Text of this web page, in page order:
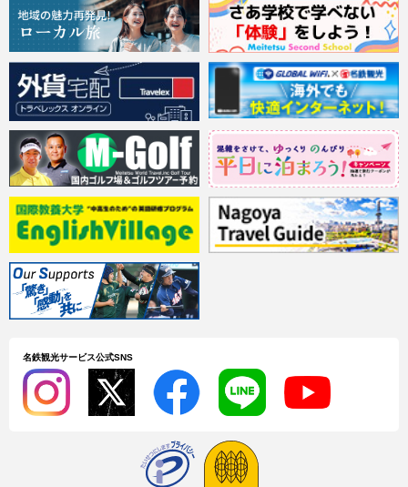
名鉄観光サービス公式SNS